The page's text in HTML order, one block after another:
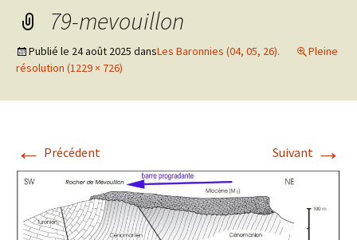
79-mevouillon
Publié le 24 août 2025 dansLes Baronnies (04, 05, 26).
Pleine
résolution (1229 × 726)
← Précédent Suivant →